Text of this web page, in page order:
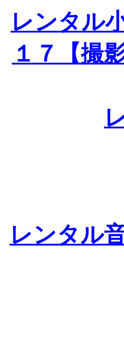
レンタル
１７【撮
レンタル